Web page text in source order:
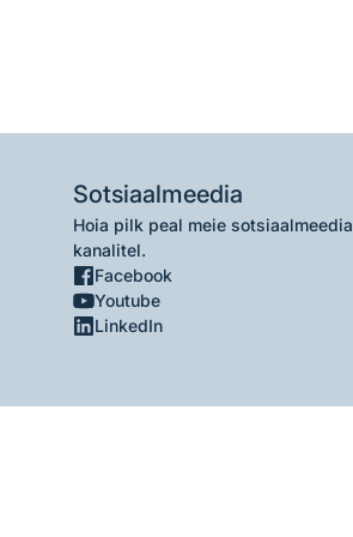
Sotsiaalmeedia
Hoia pilk peal meie sotsiaalmeedia
kanalitel.
Facebook
Youtube
LinkedIn